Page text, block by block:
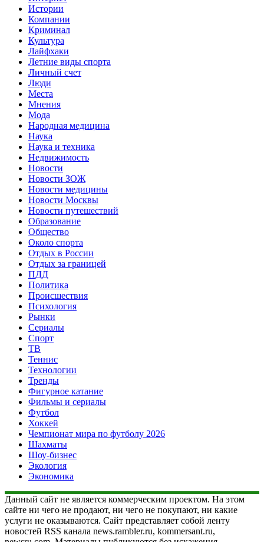
Истории
Компании
Криминал
Культура
Лайфхаки
Летние виды спорта
Личный счет
Люди
Места
Мнения
Мода
Народная медицина
Наука
Наука и техника
Недвижимость
Новости
Новости ЗОЖ
Новости медицины
Новости Москвы
Новости путешествий
Образование
Общество
Около спорта
Отдых в России
Отдых за границей
ПДД
Политика
Происшествия
Психология
Рынки
Сериалы
Спорт
ТВ
Теннис
Технологии
Тренды
Фигурное катание
Фильмы и сериалы
Футбол
Хоккей
Чемпионат мира по футболу 2026
Шахматы
Шоу-бизнес
Экология
Экономика
Данный сайт не является коммерческим проектом. На этом
сайте ни чего не продают, ни чего не покупают, ни какие
услуги не оказываются. Сайт представляет собой ленту
новостей RSS канала news.rambler.ru, kommersant.ru,